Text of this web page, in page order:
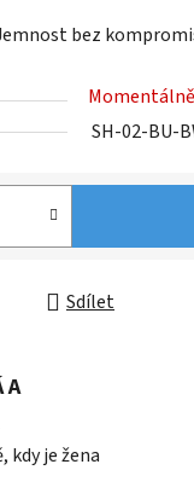
bez
SH-02-BU-
Sdílet
A
kdy je žena